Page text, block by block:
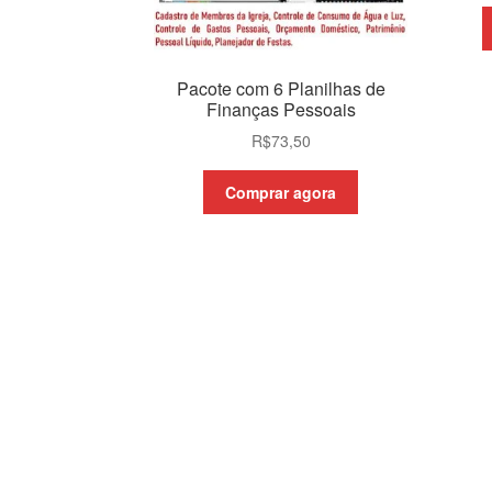
Pacote com 6 Planilhas de
Finanças Pessoais
R$73,50
Comprar agora